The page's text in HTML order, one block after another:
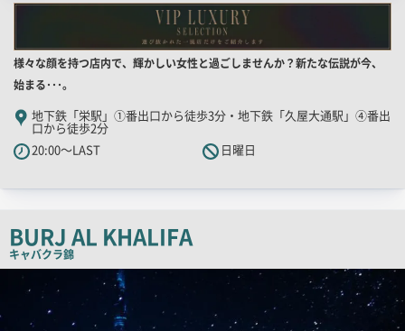
店
舗
PR
キ
ャ
チ
ピ
ー
様々な顔を持つ店内で、輝かしい女性と過ごしませんか？新たな伝説が今、
始まる･･･。
地下鉄「栄駅」①番出口から徒歩3分・地下鉄「久屋大通駅」④番出
口から徒歩2分
20:00～LAST
日曜日
BURJ AL KHALIFA
キャバクラ錦
画